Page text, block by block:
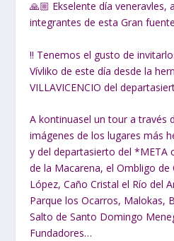
🙏🏼 Ekselente día veneravles,
integrantes de esta Gran
‼ Tenemos el gusto de
Vívliko de este día desde la
VILLAVICENCIO del
A kontinuasel un tour a través
imágenes de los lugares más
y del departasierto del *META
de la Macarena, el Ombligo
López, Caño Cristal el Río del
Parque los Ocarros, Malokas,
Salto de Santo Domingo
Fundadores…